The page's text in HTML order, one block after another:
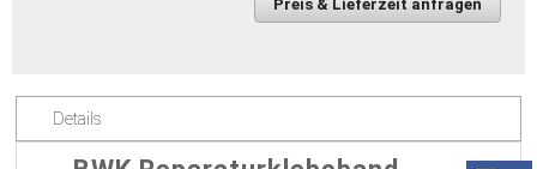
Preis & Lieferzeit anfragen
Details